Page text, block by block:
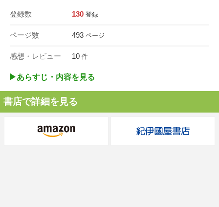
登録数 130 登録
ページ数 493 ページ
感想・レビュー 10 件
▶︎あらすじ・内容を見る
書店で詳細を見る